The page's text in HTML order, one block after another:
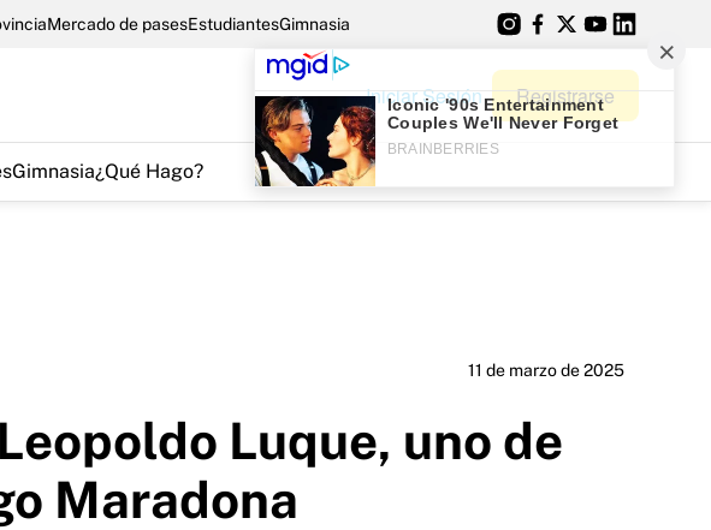
Mercado de pasesEstudiantesGimnasia
Iniciar Sesión Registrarse
Gimnasia¿Qué Hago?
11 de marzo de 2025
Luque, uno de
Maradona